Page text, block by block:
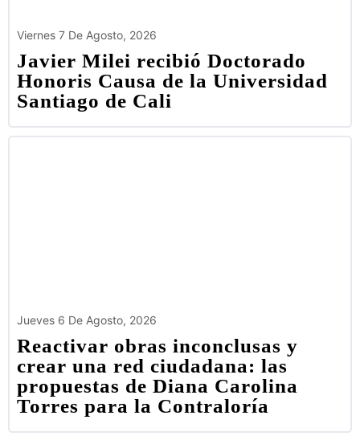
Viernes 7 De Agosto, 2026
Javier Milei recibió Doctorado
Honoris Causa de la Universidad
Santiago de Cali
Jueves 6 De Agosto, 2026
Reactivar obras inconclusas y
crear una red ciudadana: las
propuestas de Diana Carolina
Torres para la Contraloría